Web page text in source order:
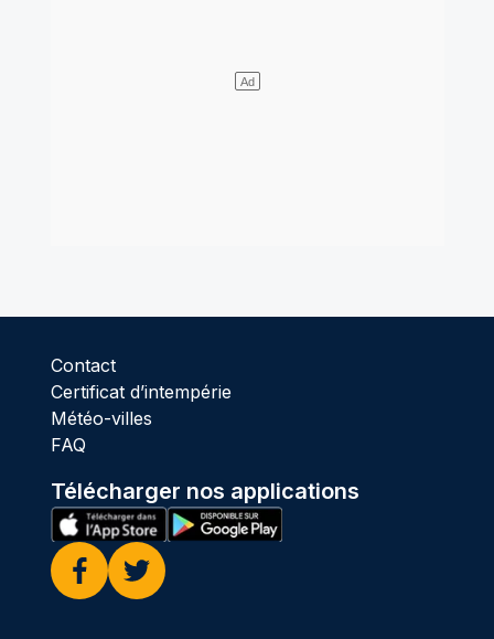
Contact
Certificat d’intempérie
Météo-villes
FAQ
Télécharger nos applications
Facebook
Twitter